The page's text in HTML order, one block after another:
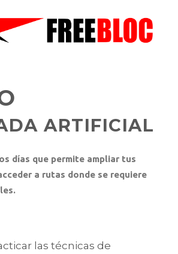
ARTIFICIAL
días que permite ampliar tus
a rutas donde se requiere
las técnicas de